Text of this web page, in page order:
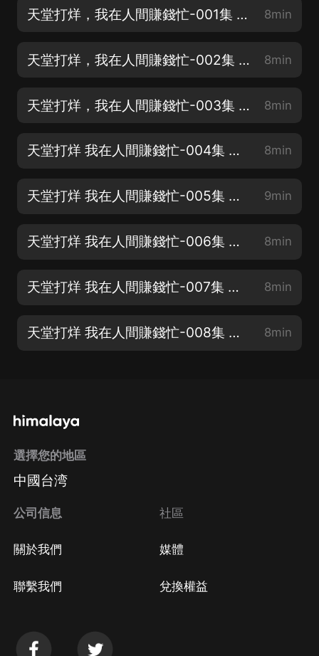
天堂打烊，我在人間賺錢忙-001集 中二聊天群 爆笑不停，訂閱不迷路 8min
天堂打烊，我在人間賺錢忙-002集 有病，得治 爆笑不停，訂閱不迷路 8min
天堂打烊，我在人間賺錢忙-003集 孟婆雙馬尾 爆笑不停，訂閱不迷路 8min
天堂打烊 我在人間賺錢忙-004集 失蹤的出租車 爆笑不停，訂閱不迷路 8min
天堂打烊 我在人間賺錢忙-005集 神仙也撕逼 爆笑不停，訂閱不迷路 9min
天堂打烊 我在人間賺錢忙-006集 撈一筆 爆笑不停，訂閱不迷路 8min
天堂打烊 我在人間賺錢忙-007集 詭異1 爆笑不停，訂閱不迷路 8min
天堂打烊 我在人間賺錢忙-008集 詭異2 爆笑不停，訂閱不迷路 8min
選擇您的地區
中國台湾
公司信息
關於我們
聯繫我們
社區
媒體
兌換權益